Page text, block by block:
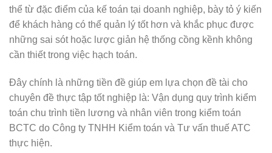
thể từ đặc điểm của kế toán tại doanh nghiệp, bày tỏ ý kiến
để khách hàng có thể quản lý tốt hơn và khắc phục được
những sai sót hoặc lược giản hệ thống cồng kềnh không
cần thiết trong việc hạch toán.
Đây chính là những tiền đề giúp em lựa chọn đề tài cho
chuyên đề thực tập tốt nghiệp là: Vận dụng quy trình kiểm
toán chu trình tiền lương và nhân viên trong kiểm toán
BCTC do Công ty TNHH Kiểm toán và Tư vấn thuế ATC
thực hiện.